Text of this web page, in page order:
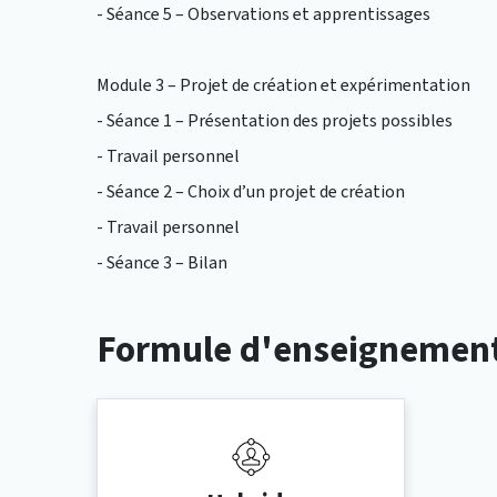
- Séance 5 – Observations et apprentissages
Module 3 – Projet de création et expérimentation
- Séance 1 – Présentation des projets possibles
- Travail personnel
- Séance 2 – Choix d’un projet de création
- Travail personnel
- Séance 3 – Bilan
Formule